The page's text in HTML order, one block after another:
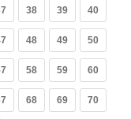
38 39 40
48 49 50
58 59 60
68 69 70